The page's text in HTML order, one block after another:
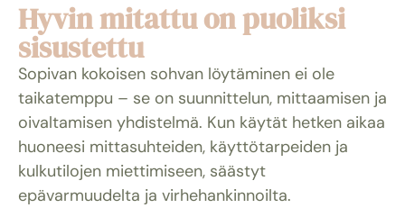
Hyvin mitattu on puoliksi
sisustettu
Sopivan kokoisen sohvan löytäminen ei ole
taikatemppu – se on suunnittelun, mittaamisen ja
oivaltamisen yhdistelmä. Kun käytät hetken aikaa
huoneesi mittasuhteiden, käyttötarpeiden ja
kulkutilojen miettimiseen, säästyt
epävarmuudelta ja virhehankinnoilta.